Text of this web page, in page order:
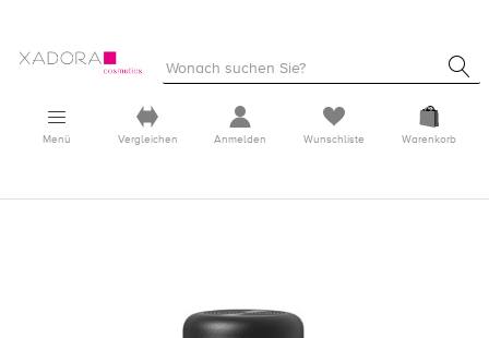
Menü Vergleichen Anmelden Wunschliste Warenkorb